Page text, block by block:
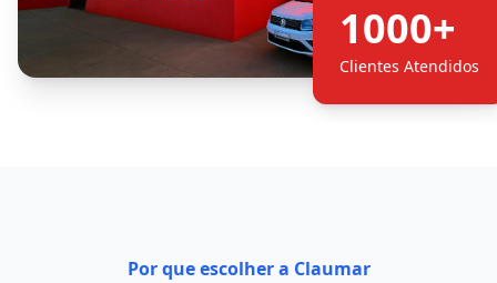
1000+
Clientes Atendidos
Por que escolher a Claumar